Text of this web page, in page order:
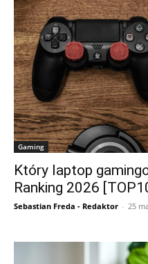
Gaming
Który laptop
Ranking 2026
Sebastian Freda - Redaktor - 25